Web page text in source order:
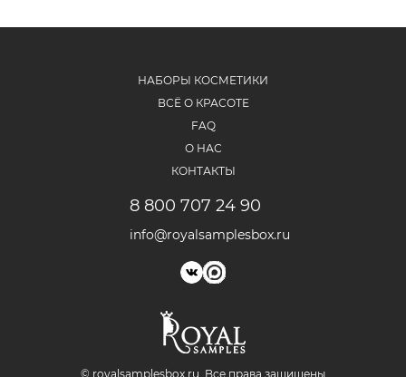
НАБОРЫ КОСМЕТИКИ
ВСЁ О КРАСОТЕ
FAQ
О НАС
КОНТАКТЫ
8 800 707 24 90
info@royalsamplesbox.ru
© royalsamplesbox.ru. Bce права защищены